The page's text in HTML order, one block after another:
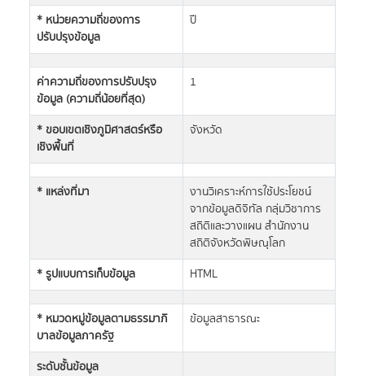
* หน่วยความถี่ของการ
ปรับปรุงข้อมูล
ปี
ค่าความถี่ของการปรับปรุง
ข้อมูล (ความถี่น้อยที่สุด)
1
* ขอบเขตเชิงภูมิศาสตร์หรือ
เชิงพื้นที่
จังหวัด
* แหล่งที่มา
งานวิเคราะห์การใช้ประโยชน์
จากข้อมูลดิจิทัล กลุ่มวิชาการ
สถิติและวางแผน สำนักงาน
สถิติจังหวัดพิษณุโลก
* รูปแบบการเก็บข้อมูล
HTML
* หมวดหมู่ข้อมูลตามธรรมาภิ
บาลข้อมูลภาครัฐ
ข้อมูลสาธารณะ
ระดับชั้นข้อมูล